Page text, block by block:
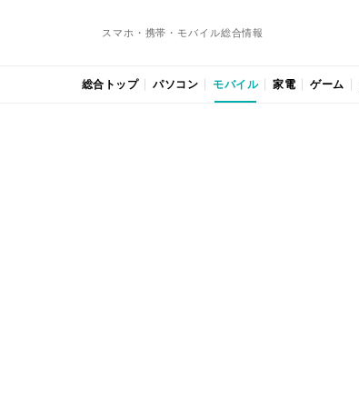
スマホ・携帯・モバイル総合情報
総合トップ パソコン モバイル 家電 ゲーム